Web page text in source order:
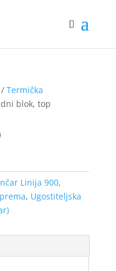
/ Termička
blok, top
Linija 900,
, Ugostiteljska